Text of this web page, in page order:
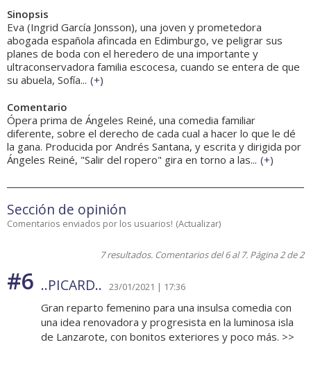
Sinopsis
Eva (Ingrid García Jonsson), una joven y prometedora
abogada española afincada en Edimburgo, ve peligrar sus
planes de boda con el heredero de una importante y
ultraconservadora familia escocesa, cuando se entera de que
su abuela, Sofía... (+)
Comentario
Ópera prima de Ángeles Reiné, una comedia familiar
diferente, sobre el derecho de cada cual a hacer lo que le dé
la gana. Producida por Andrés Santana, y escrita y dirigida por
Ángeles Reiné, "Salir del ropero" gira en torno a las... (+)
Sección de opinión
Comentarios enviados por los usuarios! (Actualizar)
7 resultados. Comentarios del 6 al 7. Página 2 de 2
#6 ..PICARD.. 23/01/2021 | 17:36
Gran reparto femenino para una insulsa comedia con
una idea renovadora y progresista en la luminosa isla
de Lanzarote, con bonitos exteriores y poco más. >>